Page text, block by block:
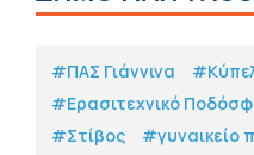
#ΠΑΣ Γιάννινα
#Eρασιτεχνικό
#Στίβος
#γυναικείο